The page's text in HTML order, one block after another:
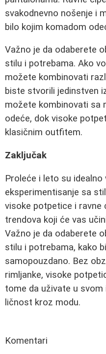
svakodnevno nošenje i
bilo kojim komadom
Važno je da odaberete
stilu i potrebama. Ako
možete kombinovati
biste stvorili jedinstven
možete kombinovati sa
odeće, dok visoke
klasičnim outfitem.
Zaključak
Proleće i leto su idealno
eksperimentisanje sa
visoke potpetice i ravne
trendova koji će vas
Važno je da odaberete
stilu i potrebama, kako
samopouzdano. Bez
rimljanke, visoke
tome da uživate u
ličnost kroz modu.
Komentari